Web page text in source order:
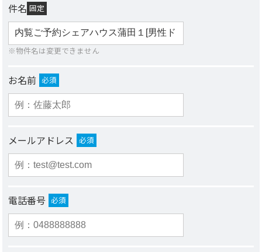
件名 固定
※物件名は変更できません
お名前 必須
メールアドレス 必須
電話番号 必須